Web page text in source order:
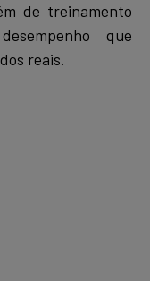
de treinamento
que
reais.